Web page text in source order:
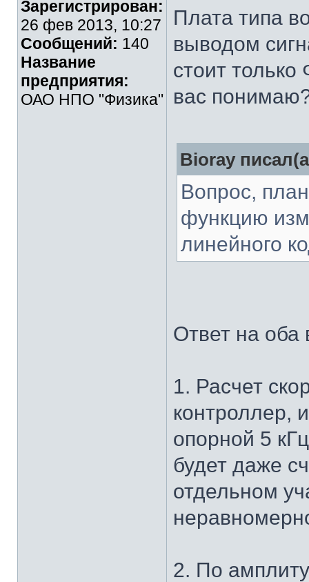
Зарегистрирован:
26 фев 2013, 10:27
Сообщений: 140
Название
предприятия:
ОАО НПО "Физика"
Плата типа
выводом
стоит
вас
Bioray
Вопрос,
функцию
линейного
Ответ на оба
1. Расчет
контроллер,
опорной 5
будет даже
отдельном
2. По